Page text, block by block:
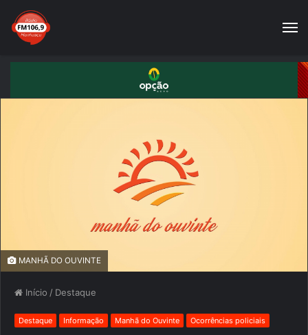
MANHÃ DO OUVINTE
Início / Destaque
Destaque Informação Manhã do Ouvinte Ocorrências policiais